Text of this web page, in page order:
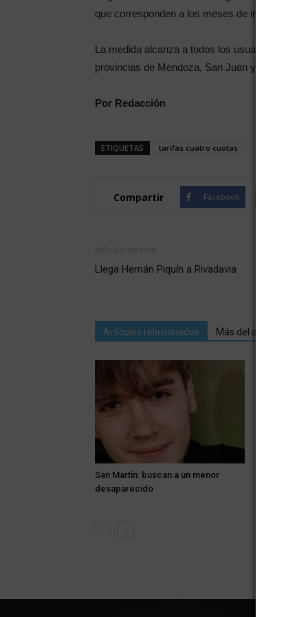
que corresponden a los meses de invierno y
La medida alcanza a todos los usuarios
provincias de Mendoza, San Juan y San Luis.
Por Redacción
ETIQUETAS tarifas cuatro cuotas
Compartir Facebook
Llega Hernán Piquín a Rivadavia
Artículos relacionados Más del autor
San Martín: buscan a un menor
desaparecido